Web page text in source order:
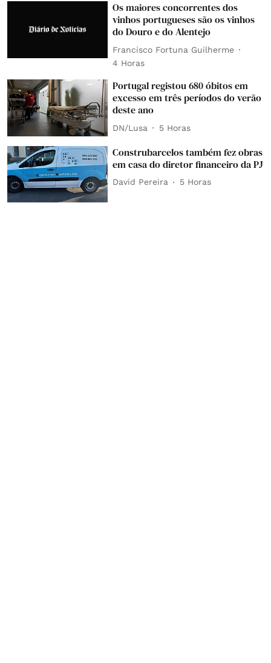
Os maiores concorrentes dos
vinhos portugueses são os vinhos
do Douro e do Alentejo
Francisco Fortuna Guilherme
4 Horas
Portugal registou 680 óbitos em
excesso em três períodos do verão
deste ano
DN/Lusa 5 Horas
Construbarcelos também fez obras
em casa do diretor financeiro da PJ
David Pereira 5 Horas